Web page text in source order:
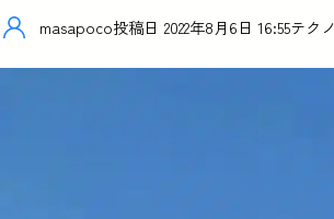
masapoco投稿日 2022年8月6日 16:55テク